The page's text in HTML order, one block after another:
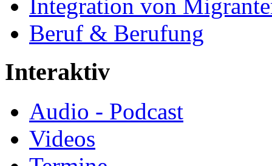
Integration von
Beruf & Berufung
Interaktiv
Audio - Podcast
Videos